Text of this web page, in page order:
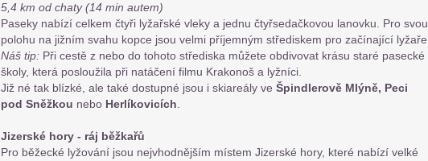
5,4 km od chaty (14 min autem)
Paseky nabízí celkem čtyři lyžařské vleky a jednu čtyřsedačkovou lanovku. Pro svou
polohu na jižním svahu kopce jsou velmi příjemným střediskem pro začínající lyžaře.
Náš tip: Při cestě z nebo do tohoto střediska můžete obdivovat krásu staré pasecké
školy, která posloužila při natáčení filmu Krakonoš a lyžníci.
Již né tak blízké, ale také dostupné jsou i skiareály ve Špindlerově Mlýně, Peci
pod Sněžkou nebo Herlíkovicích
Jizerské hory - ráj běžkařů
Pro běžecké lyžování jsou nejvhodnějším místem Jizerské hory, které nabízí velké